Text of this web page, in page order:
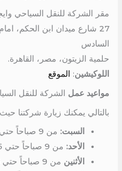
مقر الشركة للنقل السياحي
27 شارع ميدان ابن الحكم،
السادس
حلمية الزيتون، مصر، القاهرة.
اللوكيشين: الموقع
مواعيد عمل الشركة للنقل
بالتالي يمكنك زيارة شركتنا
السبت: من 9 صباحاً حتي 5 مساءً
الأحد: من 9 صباحاً حتي 5 مساءً
الأثنين من 9 صباحاً حتي 5 مساءً